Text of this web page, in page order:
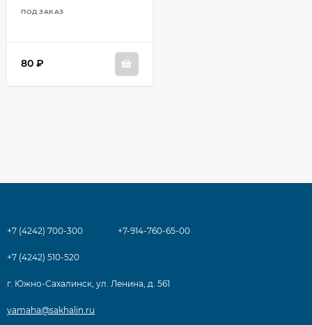
ПОД ЗАКАЗ
80 ₽
+7 (4242) 700-300 +7-914-760-65-00
+7 (4242) 510-520
г. Южно-Сахалинск, ул. Ленина, д. 561
yamaha@sakhalin.ru